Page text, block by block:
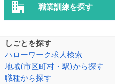
職業訓練を探す
しごとを探す
ハローワーク求人検索
地域(市区町村・駅)から探す
職種から探す